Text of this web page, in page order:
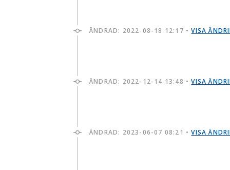
ÄNDRAD: 2022-08-18 12:17 •VISA
ÄNDRAD: 2022-12-14 13:48 •VISA
ÄNDRAD: 2023-06-07 08:21 •VISA